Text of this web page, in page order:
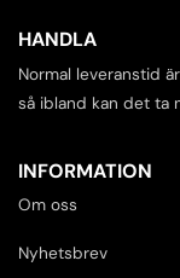
HANDLA
Normal leveranstid
så ibland kan det ta
INFORMATION
Om oss
Nyhetsbrev